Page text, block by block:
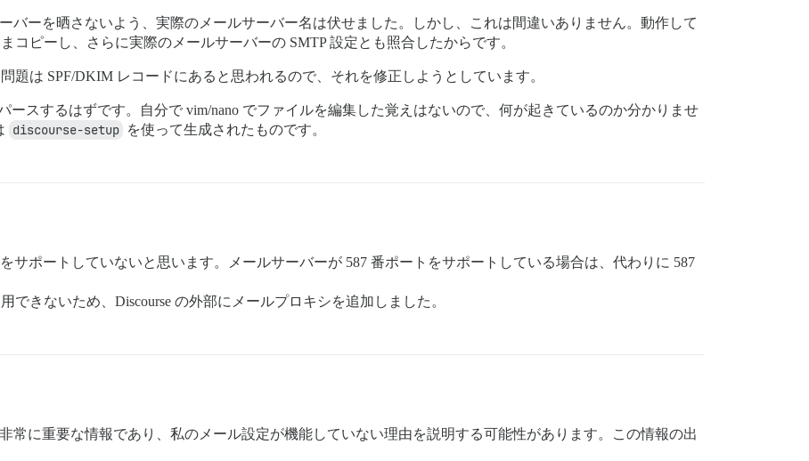
バーを晒さないよう、実際のメールサーバー名は伏せました。しかし、これは間違いありません。動作して
コピーし、さらに実際のメールサーバーの SMTP 設定とも照合したからです。
題は SPF/DKIM レコードにあると思われるので、それを修正しようとしています。
ースするはずです。自分で vim/nano でファイルを編集した覚えはないので、何が起きているのか分かりませ
discourse-setup を使って生成されたものです。
サポートしていないと思います。メールサーバーが 587 番ポートをサポートしている場合は、代わりに 587
できないため、Discourse の外部にメールプロキシを追加しました。
常に重要な情報であり、私のメール設定が機能していない理由を説明する可能性があります。この情報の出